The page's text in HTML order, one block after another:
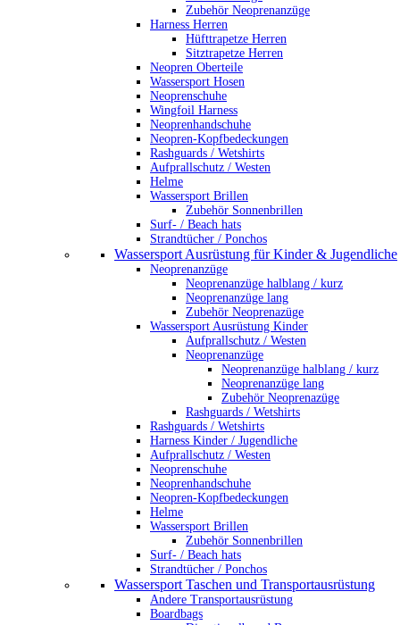
Zubehör Neoprenanzüge
Harness Herren
Hüfttrapetze Herren
Sitztrapetze Herren
Neopren Oberteile
Wassersport Hosen
Neoprenschuhe
Wingfoil Harness
Neoprenhandschuhe
Neopren-Kopfbedeckungen
Rashguards / Wetshirts
Aufprallschutz / Westen
Helme
Wassersport Brillen
Zubehör Sonnenbrillen
Surf- / Beach hats
Strandtücher / Ponchos
Wassersport Ausrüstung für Kinder & Jugendliche
Neoprenanzüge
Neoprenanzüge halblang / kurz
Neoprenanzüge lang
Zubehör Neoprenazüge
Wassersport Ausrüstung Kinder
Aufprallschutz / Westen
Neoprenanzüge
Neoprenanzüge halblang / kurz
Neoprenanzüge lang
Zubehör Neoprenazüge
Rashguards / Wetshirts
Rashguards / Wetshirts
Harness Kinder / Jugendliche
Aufprallschutz / Westen
Neoprenschuhe
Neoprenhandschuhe
Neopren-Kopfbedeckungen
Helme
Wassersport Brillen
Zubehör Sonnenbrillen
Surf- / Beach hats
Strandtücher / Ponchos
Wassersport Taschen und Transportausrüstung
Andere Transportausrüstung
Boardbags